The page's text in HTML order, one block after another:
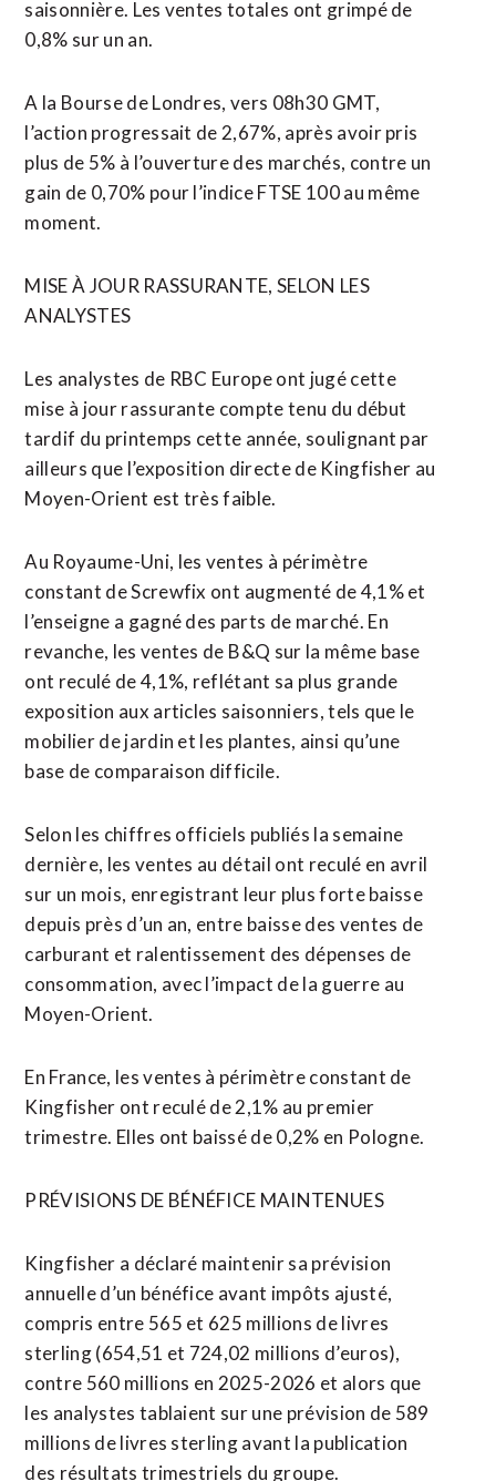
saisonnière. ‌Les ventes totales ont ‌grimpé de
0,8% sur un an.
A la Bourse de Londres, vers 08h30 GMT,
l’action progressait de 2,67%, après avoir pris
plus de 5% à l’ouverture des marchés, contre un
gain de ​0,70% pour l’indice FTSE 100 au même
moment.
MISE À JOUR RASSURANTE, SELON LES
ANALYSTES
Les analystes de RBC Europe ont jugé cette
mise à jour rassurante compte tenu du début
tardif du printemps cette année, soulignant par
ailleurs que l’exposition directe de Kingfisher au
Moyen-Orient est très faible.
Au Royaume-Uni, les ventes à périmètre
constant de Screwfix ont ⁠augmenté de 4,1% et
l’enseigne a gagné des parts de marché. En
revanche, les ventes de ⁠B&Q sur la même base
ont reculé de 4,1%, reflétant sa plus grande
exposition aux articles saisonniers, tels que le
mobilier de jardin et les plantes, ainsi qu’une
base de comparaison difficile.
Selon les chiffres officiels publiés la semaine
dernière, les ventes au détail ont reculé en avril
sur un mois, enregistrant leur ⁠plus ‌forte baisse
depuis près d’un an, entre baisse des ventes de
carburant et ralentissement ⁠des dépenses de
consommation, avec l’impact de la guerre au
Moyen-Orient.
En ​France, les ventes ​à périmètre constant de
Kingfisher ont reculé de 2,1% au premier
trimestre. Elles ont baissé de 0,2% en ​Pologne.
PRÉVISIONS DE BÉNÉFICE MAINTENUES
Kingfisher a déclaré maintenir sa prévision
annuelle d’un bénéfice avant impôts ajusté,
compris entre 565 et 625 millions de ‌livres
sterling (654,51 et 724,02 ​millions d’euros),
contre 560 millions en 2025-2026 et alors que
les analystes tablaient sur une prévision de 589 ​
millions de livres sterling avant la publication
des résultats trimestriels du groupe.